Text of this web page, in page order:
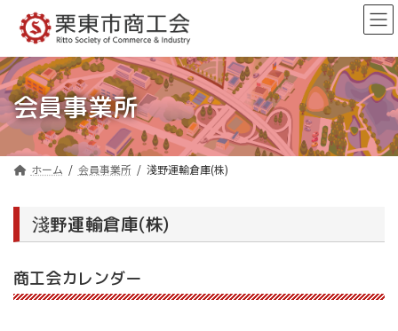
ン
ツ
へ
ス
キ
ッ
ー
シ
ョ
ン
に
移
会員事業所
ホーム 会員事業所 淺野運輸倉庫(株)
淺野運輸倉庫(株)
商工会カレンダー